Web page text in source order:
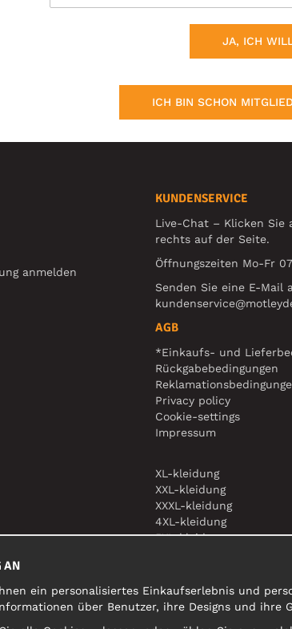
JA, ICH
ICH BIN SCHON
anmelden
KUNDENSERVICE
Live-Chat – Klicken Sie
rechts auf der Seite.
Öffnungszeiten Mo-Fr
Senden Sie eine E-Mail
AGB
*Einkaufs- und
Rückgabebedingungen
Privacy policy
Cookie-settings
Impressum
XL-kleidung
XXL-kleidung
XXXL-kleidung
4XL-kleidung
5XL-kleidung
AN
ein personalisiertes Einkaufserlebnis und
über Benutzer, ihre Designs und ihre